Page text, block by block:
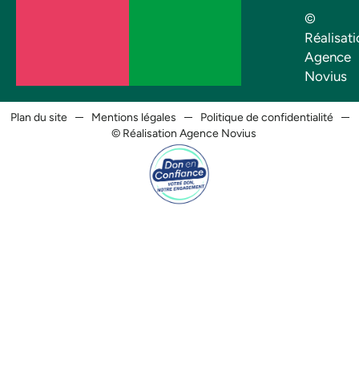
©
Agence
Novius
Plan du site Mentions légales
Politique de confidentialité
© Réalisation Agence Novius